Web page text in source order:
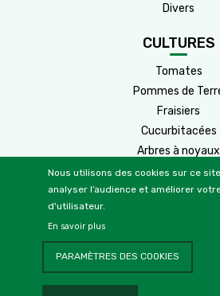
Divers
CULTURES
Tomates
Pommes de
Fraisiers
Cucurbitacées
Arbres à noyaux
Arbres à pépins
Cultures
Oliviers
Céréales
Nous utilisons des cookies sur ce
analyser l’audience et améliorer
d'utilisateur.
En savoir plus
PARAMÈTRES DES COOKIES